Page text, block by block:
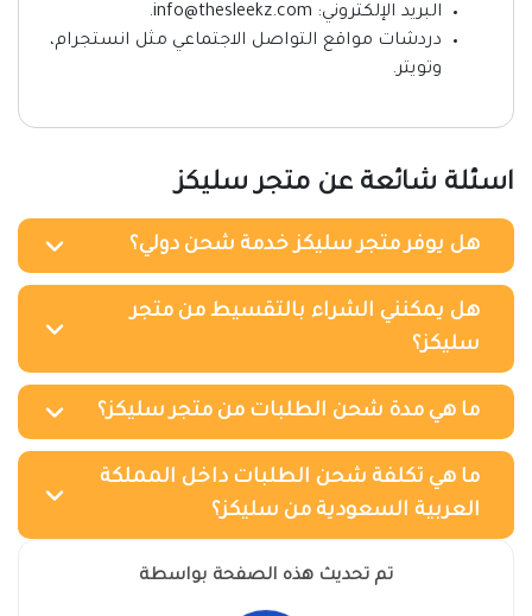
البريد الإلكتروني: info@thesleekz.com.
دردشات مواقع التواصل الاجتماعي مثل انستجرام،
وتويتر.
اسئلة شائعة عن متجر سليكز
هل يوفر متجر سليكز خدمة شحن دولي؟
هل يمكنني الشراء بالتقسيط من متجر
سليكز؟
ما هي مدة شحن الطلبات من متجر سليكز؟
ما هي تكلفة شحن الطلبات داخل المملكة
العربية السعودية من سليكز؟
تم تحديث هذه الصفحة بواسطة